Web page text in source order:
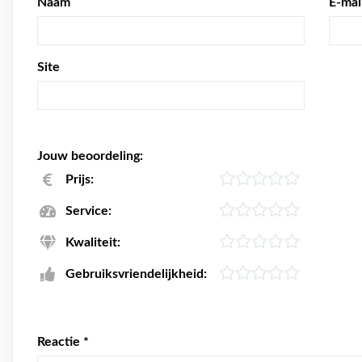
Naam E-
Site
Jouw beoordeling:
Prijs:
Service:
Kwaliteit:
Gebruiksvriendelijkheid:
Reactie *